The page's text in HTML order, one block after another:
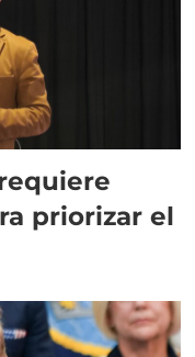
priorizar el